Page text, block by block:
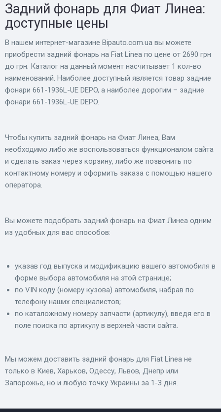
Задний фонарь для Фиат Линеа:
доступные цены
В нашем интернет-магазине Bіpauto.com.ua вы можете
приобрести задний фонарь на Fiat Linea по цене от 2690 грн
до грн. Каталог на данный момент насчитывает 1 кол-во
наименований. Наиболее доступный является товар задние
фонари 661-1936L-UE DEPO, а наиболее дорогим – задние
фонари 661-1936L-UE DEPO.
Чтобы купить задний фонарь на Фиат Линеа, Вам
необходимо либо же воспользоваться функционалом сайта
и сделать заказ через корзину, либо же позвонить по
контактному номеру и оформить заказа с помощью нашего
оператора.
Вы можете подобрать задний фонарь на Фиат Линеа одним
из удобных для вас способов:
указав год выпуска и модификацию вашего автомобиля в
форме выбора автомобиля на этой странице;
по VIN коду (номеру кузова) автомобиля, набрав по
телефону наших специалистов;
по каталожному номеру запчасти (артикулу), введя его в
поле поиска по артикулу в верхней части сайта.
Мы можем доставить задний фонарь для Fiat Linea не
только в Киев, Харьков, Одессу, Львов, Днепр или
Запорожье, но и любую точку Украины за 1-3 дня.